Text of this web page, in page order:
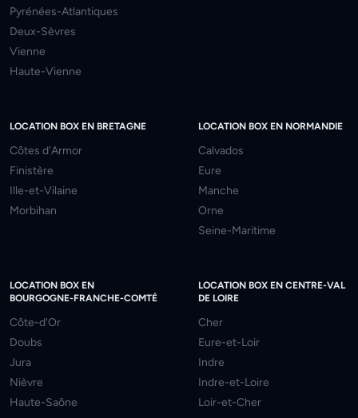
Pyrénées-Atlantiques
Deux-Sèvres
Vienne
Haute-Vienne
LOCATION BOX EN BRETAGNE
Côtes d'Armor
Finistère
Ille-et-Vilaine
Morbihan
LOCATION BOX EN NORMANDIE
Calvados
Eure
Manche
Orne
Seine-Maritime
LOCATION BOX EN
BOURGOGNE-FRANCHE-COMTÉ
Côte-d'Or
Doubs
Jura
Nièvre
Haute-Saône
LOCATION BOX EN CENTRE-VAL
DE LOIRE
Cher
Eure-et-Loir
Indre
Indre-et-Loire
Loir-et-Cher